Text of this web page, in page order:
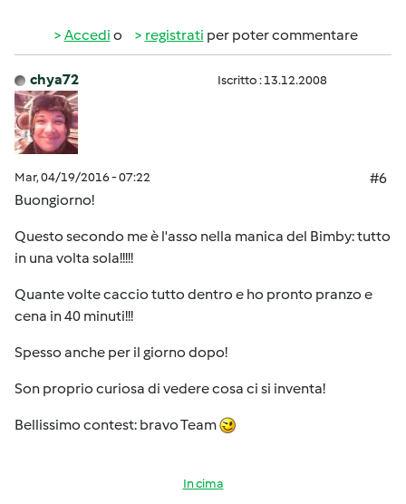
Accedi o registrati per poter commentare
chya72 Iscritto : 13.12.2008
Mar, 04/19/2016 - 07:22
#6
Buongiorno!
Questo secondo me è l'asso nella manica del Bimby: tutto
in una volta sola!!!!!
Quante volte caccio tutto dentro e ho pronto pranzo e
cena in 40 minuti!!!
Spesso anche per il giorno dopo!
Son proprio curiosa di vedere cosa ci si inventa!
Bellissimo contest: bravo Team
In cima